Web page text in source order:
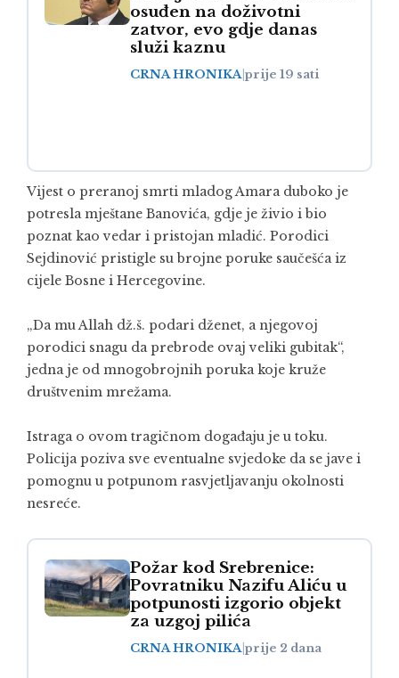
osuđen na doživotni
zatvor, evo gdje danas
služi kaznu
CRNA HRONIKAprije 19 sati
Vijest o preranoj smrti mladog Amara duboko je
potresla mještane Banovića, gdje je živio i bio
poznat kao vedar i pristojan mladić. Porodici
Sejdinović pristigle su brojne poruke saučešća iz
cijele Bosne i Hercegovine.
„Da mu Allah dž.š. podari dženet, a njegovoj
porodici snagu da prebrode ovaj veliki gubitak“,
jedna je od mnogobrojnih poruka koje kruže
društvenim mrežama.
Istraga o ovom tragičnom događaju je u toku.
Policija poziva sve eventualne svjedoke da se jave i
pomognu u potpunom rasvjetljavanju okolnosti
nesreće.
Požar kod Srebrenice:
Povratniku Nazifu Aliću u
potpunosti izgorio objekt
za uzgoj pilića
CRNA HRONIKAprije 2 dana